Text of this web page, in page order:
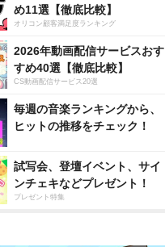
め11選【徹底比較】
オリコン顧客満足度ランキング
2026年動画配信サービスおす
すめ40選【徹底比較】
CS動画配信サービス20選
毎週の音楽ランキングから、
ヒットの推移をチェック！
試写会、登壇イベント、サイ
ンチェキなどプレゼント！
プレゼント特集